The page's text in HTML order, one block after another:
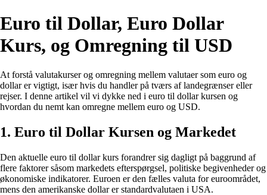
Euro til Dollar, Euro Dollar
Kurs, og Omregning til USD
At forstå valutakurser og omregning mellem valutaer som euro og
dollar er vigtigt, især hvis du handler på tværs af landegrænser eller
rejser. I denne artikel vil vi dykke ned i euro til dollar kursen og
hvordan du nemt kan omregne mellem euro og USD.
1. Euro til Dollar Kursen og Markedet
Den aktuelle euro til dollar kurs forandrer sig dagligt på baggrund af
flere faktorer såsom markedets efterspørgsel, politiske begivenheder og
økonomiske indikatorer. Euroen er den fælles valuta for euroområdet,
mens den amerikanske dollar er standardvalutaen i USA.